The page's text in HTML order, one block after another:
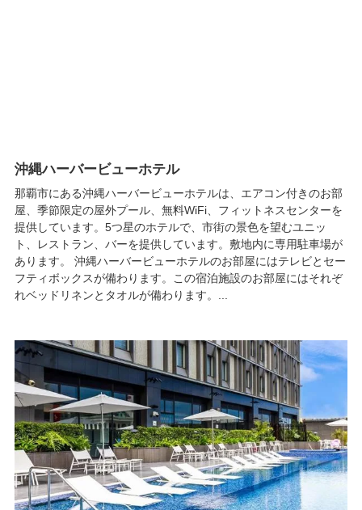
沖縄ハーバービューホテル
那覇市にある沖縄ハーバービューホテルは、エアコン付きのお部
屋、季節限定の屋外プール、無料WiFi、フィットネスセンターを
提供しています。5つ星のホテルで、市街の景色を望むユニッ
ト、レストラン、バーを提供しています。敷地内に専用駐車場が
あります。 沖縄ハーバービューホテルのお部屋にはテレビとセー
フティボックスが備わります。この宿泊施設のお部屋にはそれぞ
れベッドリネンとタオルが備わります。...